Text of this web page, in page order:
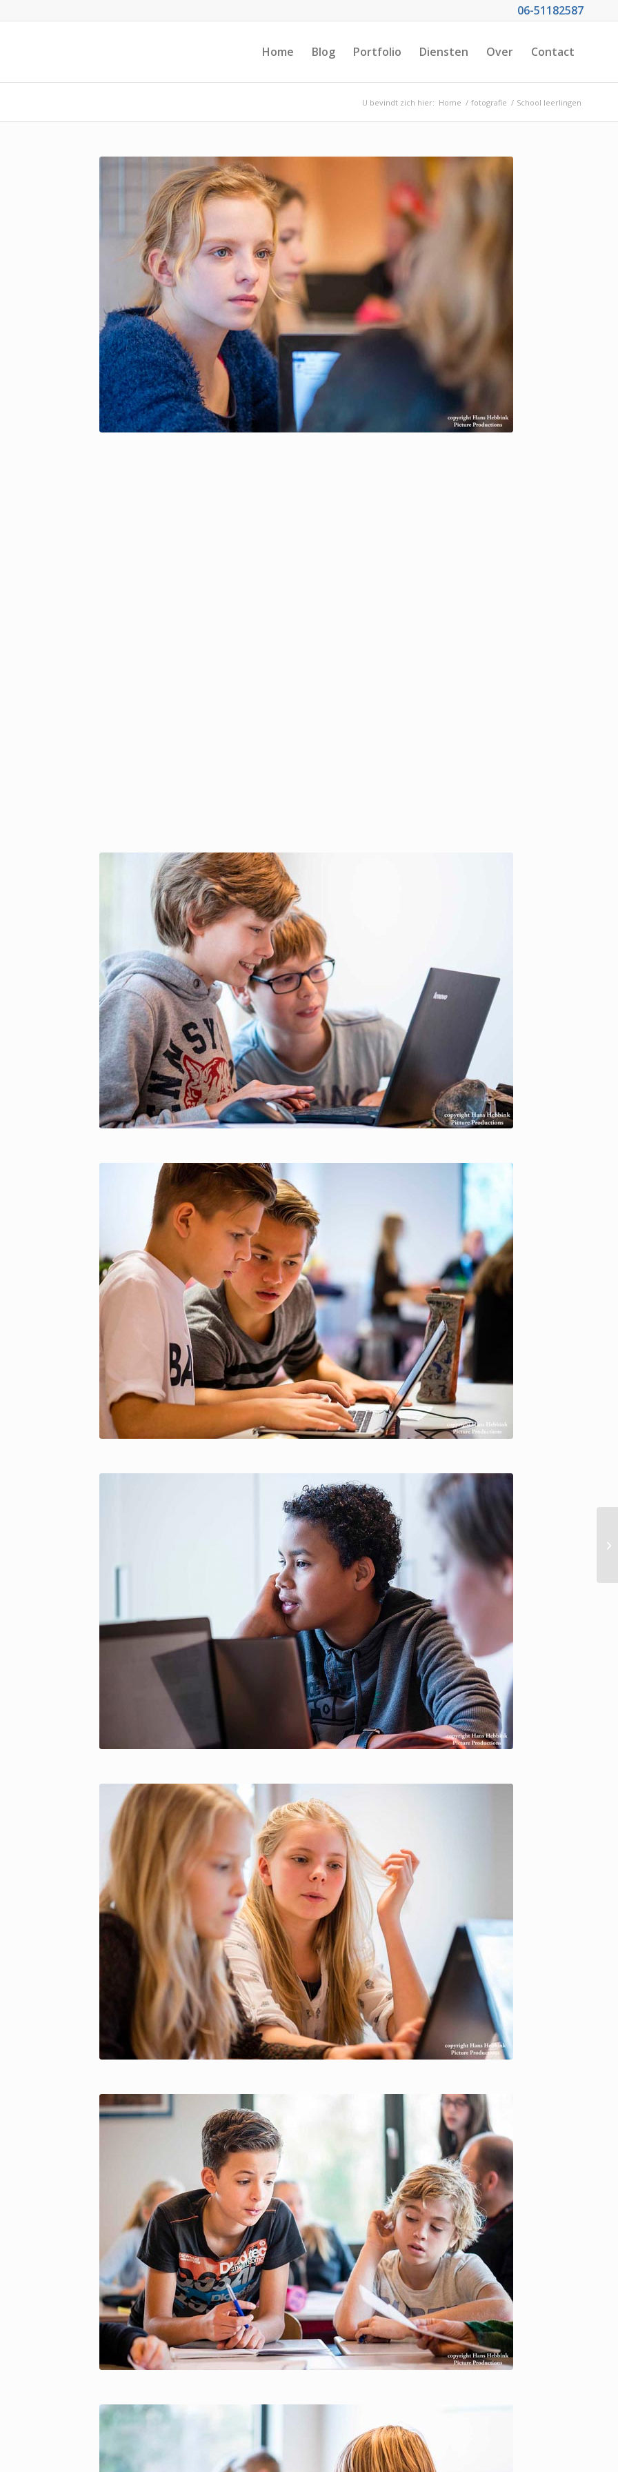
06-51182587
Home Blog Portfolio Diensten Over Contact
U bevindt zich hier: Home / fotografie / School leerlingen
copyright Picture Productions
copyright Picture Productions
copyright Picture Productions
copyright Picture Productions
copyright Picture Productions
copyright Picture Productions